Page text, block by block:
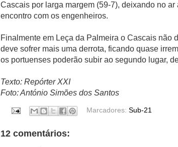
Cascais por larga margem (59-7), deixando no
encontro com os engenheiros.
Finalmente em Leça da Palmeira o Cascais não
deve sofrer mais uma derrota, ficando quase
os portuenses poderão subir ao segundo lugar,
Texto: Repórter XXI
Foto: António Simões dos Santos
Marcadores:Sub-21
12 comentários: